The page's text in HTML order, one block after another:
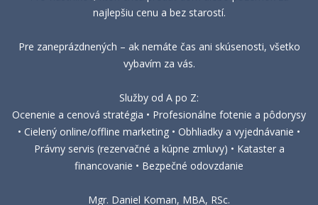
najlepšiu cenu a bez starostí.
Pre zaneprázdnených – ak nemáte čas ani skúsenosti, všetko
vybavím za vás.
Služby od A po Z:
Ocenenie a cenová stratégia • Profesionálne fotenie a pôdorysy
• Cielený online/offline marketing • Obhliadky a vyjednávanie •
Právny servis (rezervačné a kúpne zmluvy) • Kataster a
financovanie • Bezpečné odovzdanie
Mgr. Daniel Koman, MBA, RSc.